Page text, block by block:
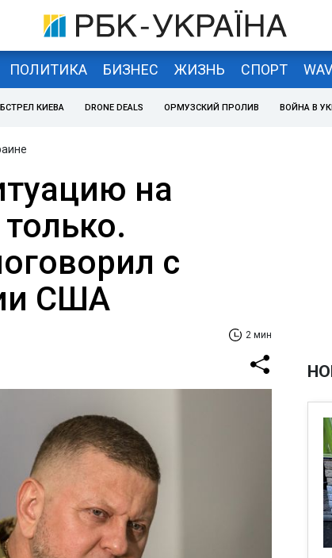
ПОЛИТИКА БИЗНЕС ЖИЗНЬ СПОРТ
КИЕВА DRONE DEALS ОРМУЗСКИЙ ПРОЛИВ ВОЙНА В
на
с
США
2 мин